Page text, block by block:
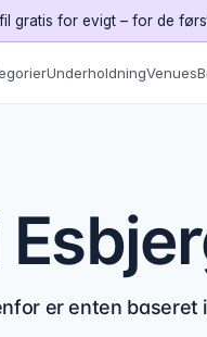
gratis for evigt – for de
UnderholdningVenues
er enten baseret